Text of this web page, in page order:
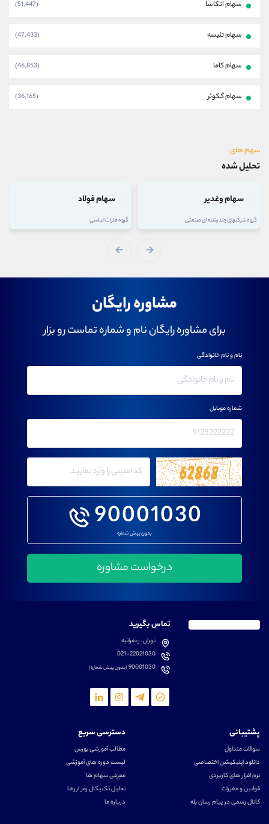
سهام اتکاسا (51,447)
سهام تلیسه (47,433)
سهام کاما (46,853)
سهام گکوثر (36,165)
سهم های
تحلیل شده
سهام وغدیر
گروه شرکتهای چند رشته ای صنعتی
سهام فولاد
گروه فلزات اساسی
مشاوره رایگان
برای مشاوره رایگان نام و شماره تماست رو بزار
90001030
بدون پیش شماره
نام و نام خانوادگی
شماره موبایل
تماس بگیرید
تهران، زعفرانیه
021-22021030
90001030(بدون پیش شماره)
پشتیبانی
سوالات متداول
دانلود اپلیکیشن اختصاصی
نرم افزار های کاربردی
قوانین و مقررات
کانال رسمی در پیام رسان بله
دسترسی سریع
مطالب آموزشی بورس
لیست دوره های آموزشی
معرفی سهام ها
تحلیل تکنیکال رمز ارزها
درباره ما